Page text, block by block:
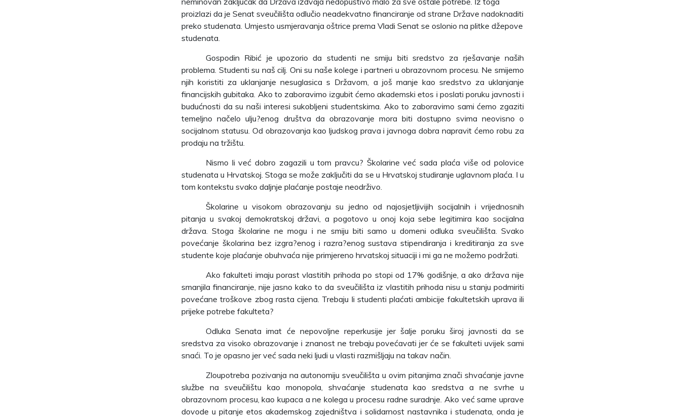
proizlazi da je Senat sveučilišta odlučio neadekvatno financiranje od strane Države nadoknaditi
preko studenata. Umjesto usmjeravanja oštrice prema Vladi Senat se oslonio na plitke džepove
studenata.
Gospodin Ribić je upozorio da studenti ne smiju biti sredstvo za rješavanje naših
problema. Studenti su naš cilj. Oni su naše kolege i partneri u obrazovnom procesu. Ne smijemo
njih koristiti za uklanjanje nesuglasica s Državom, a još manje kao sredstvo za uklanjanje
financijskih gubitaka. Ako to zaboravimo izgubit ćemo akademski etos i poslati poruku javnosti i
budućnosti da su naši interesi sukobljeni studentskima. Ako to zaboravimo sami ćemo zgaziti
temeljno načelo ulju?enog društva da obrazovanje mora biti dostupno svima neovisno o
socijalnom statusu. Od obrazovanja kao ljudskog prava i javnoga dobra napravit ćemo robu za
prodaju na tržištu.
Nismo li već dobro zagazili u tom pravcu? Školarine već sada plaća više od polovice
studenata u Hrvatskoj. Stoga se može zaključiti da se u Hrvatskoj studiranje uglavnom plaća. I u
tom kontekstu svako daljnje plaćanje postaje neodrživo.
Školarine u visokom obrazovanju su jedno od najosjetljivijih socijalnih i vrijednosnih
pitanja u svakoj demokratskoj državi, a pogotovo u onoj koja sebe legitimira kao socijalna
država. Stoga školarine ne mogu i ne smiju biti samo u domeni odluka sveučilišta. Svako
povećanje školarina bez izgra?enog i razra?enog sustava stipendiranja i kreditiranja za sve
studente koje plaćanje obuhvaća nije primjereno hrvatskoj situaciji i mi ga ne možemo podržati.
Ako fakulteti imaju porast vlastitih prihoda po stopi od 17% godišnje, a ako država nije
smanjila financiranje, nije jasno kako to da sveučilišta iz vlastitih prihoda nisu u stanju podmiriti
povećane troškove zbog rasta cijena. Trebaju li studenti plaćati ambicije fakultetskih uprava ili
prijeke potrebe fakulteta?
Odluka Senata imat će nepovoljne reperkusije jer šalje poruku široj javnosti da se
sredstva za visoko obrazovanje i znanost ne trebaju povećavati jer će se fakulteti uvijek sami
snaći. To je opasno jer već sada neki ljudi u vlasti razmišljaju na takav način.
Zloupotreba pozivanja na autonomiju sveučilišta u ovim pitanjima znači shvaćanje javne
službe na sveučilištu kao monopola, shvaćanje studenata kao sredstva a ne svrhe u
obrazovnom procesu, kao kupaca a ne kolega u procesu radne suradnje. Ako već same uprave
dovode u pitanje etos akademskog zajedništva i solidarnost nastavnika i studenata, onda je